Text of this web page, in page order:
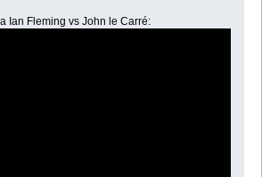
Ian Fleming vs John le Carré: